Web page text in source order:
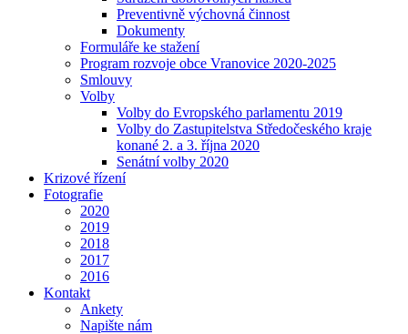
Preventivně výchovná činnost
Dokumenty
Formuláře ke stažení
Program rozvoje obce Vranovice 2020-2025
Smlouvy
Volby
Volby do Evropského parlamentu 2019
Volby do Zastupitelstva Středočeského kraje
konané 2. a 3. října 2020
Senátní volby 2020
Krizové řízení
Fotografie
2020
2019
2018
2017
2016
Kontakt
Ankety
Napište nám